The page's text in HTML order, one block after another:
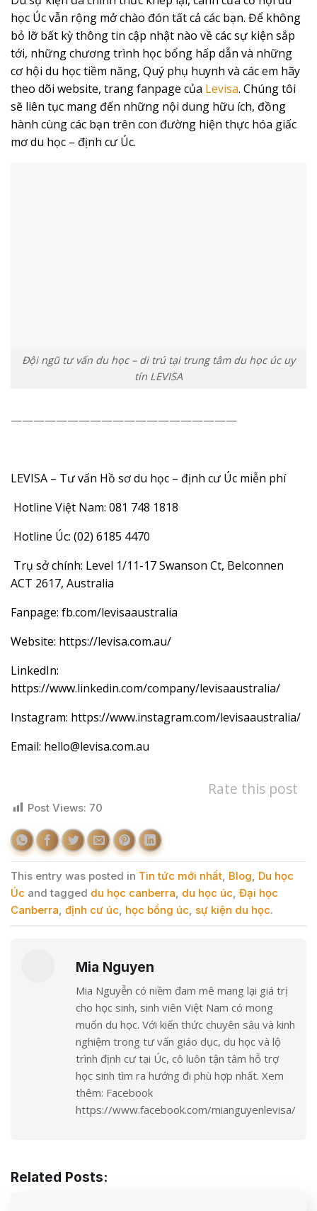
học Úc vẫn rộng mở chào đón tất cả các bạn. Để không
bỏ lỡ bất kỳ thông tin cập nhật nào về các sự kiện sắp
tới, những chương trình học bổng hấp dẫn và những
cơ hội du học tiềm năng, Quý phụ huynh và các em hãy
theo dõi website, trang fanpage của Levisa. Chúng tôi
sẽ liên tục mang đến những nội dung hữu ích, đồng
hành cùng các bạn trên con đường hiện thực hóa giấc
mơ du học – định cư Úc.
Đội ngũ tư vấn du học – di trú tại trung tâm du học úc uy
tín LEVISA
————————————————————
LEVISA – Tư vấn Hồ sơ du học – định cư Úc miễn phí
Hotline Việt Nam: 081 748 1818
Hotline Úc: (02) 6185 4470
Trụ sở chính: Level 1/11-17 Swanson Ct, Belconnen
ACT 2617, Australia
Fanpage: fb.com/levisaaustralia
Website: https://levisa.com.au/
LinkedIn:
https://www.linkedin.com/company/levisaaustralia/
Instagram: https://www.instagram.com/levisaaustralia/
Email: hello@levisa.com.au
Rate this post
Post Views: 70
This entry was posted in Tin tức mới nhất Blog Du học
Úc and tagged du học canberra du học úc Đại học
Canberra định cư úc học bổng úc sự kiện du học.
Mia Nguyen
Mia Nguyễn có niềm đam mê mang lại giá trị
cho học sinh, sinh viên Việt Nam có mong
muốn du học. Với kiến thức chuyên sâu và kinh
nghiệm trong tư vấn giáo dục, du học và lộ
trình định cư tại Úc, cô luôn tận tâm hỗ trợ
học sinh tìm ra hướng đi phù hợp nhất. Xem
thêm: Facebook
https://www.facebook.com/mianguyenlevisa/
Related Posts: